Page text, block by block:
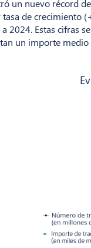
un nuevo récord
de crecimiento
2024. Estas cifras
un importe